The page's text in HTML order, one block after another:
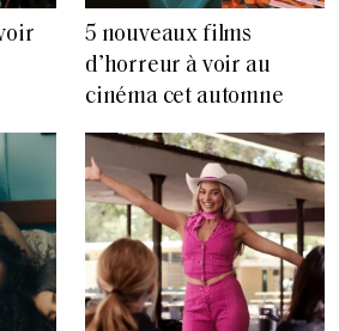
5 nouveaux films
d’horreur à voir au
cinéma cet automne